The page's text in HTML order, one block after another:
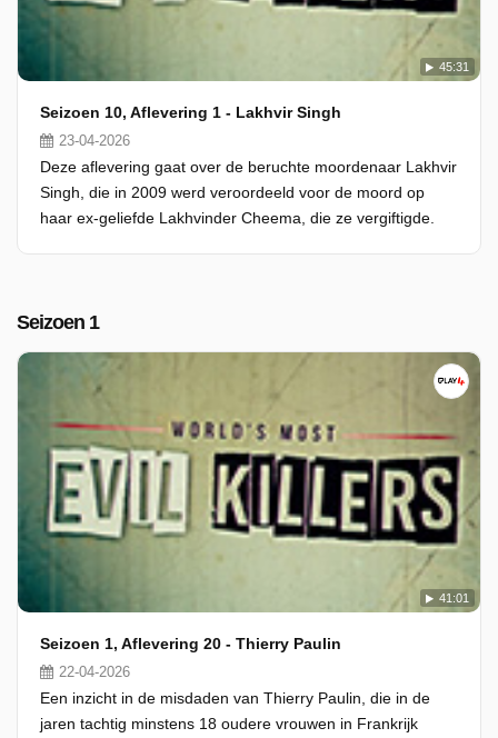
45:31
Seizoen 10, Aflevering 1 - Lakhvir Singh
23-04-2026
Deze aflevering gaat over de beruchte moordenaar Lakhvir
Singh, die in 2009 werd veroordeeld voor de moord op
haar ex-geliefde Lakhvinder Cheema, die ze vergiftigde.
Seizoen 1
41:01
Seizoen 1, Aflevering 20 - Thierry Paulin
22-04-2026
Een inzicht in de misdaden van Thierry Paulin, die in de
jaren tachtig minstens 18 oudere vrouwen in Frankrijk